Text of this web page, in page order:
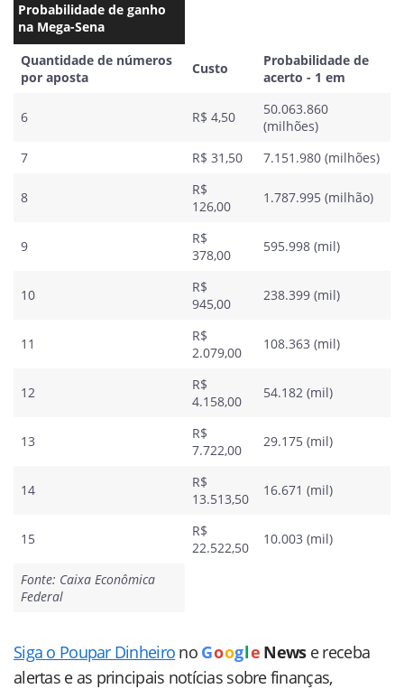
Probabilidade de ganho
na Mega-Sena
Quantidade de números
por aposta
Custo
Probabilidade de
acerto - 1 em
6 R$ 4,50
50.063.860
(milhões)
7
R$ 31,50 7.151.980 (milhões)
8
R$
126,00
1.787.995 (milhão)
9
R$
378,00
595.998 (mil)
10
R$
945,00
238.399 (mil)
11
R$
2.079,00
108.363 (mil)
12
R$
4.158,00
54.182 (mil)
13
R$
7.722,00
29.175 (mil)
14
R$
13.513,50
16.671 (mil)
15
R$
22.522,50
10.003 (mil)
Fonte: Caixa Econômica
Federal
Siga o Poupar Dinheiro no Goog le News e receba
alertas e as principais notícias sobre finanças,